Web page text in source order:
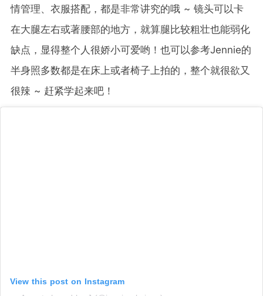
情管理、衣服搭配，都是非常讲究的哦 ~ 镜头可以卡
在大腿左右或著腰部的地方，就算腿比较粗壮也能弱化
缺点，显得整个人很娇小可爱哟！也可以参考Jennie的
半身照多数都是在床上或者椅子上拍的，整个就很欲又
很辣 ~ 赶紧学起来吧！
View this post on Instagram